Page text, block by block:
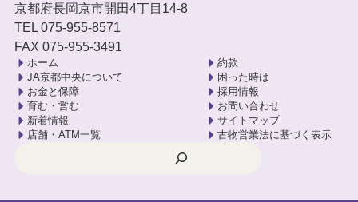
京都府長岡京市開田4丁目14-8
TEL 075-955-8571
FAX 075-955-3491
ホーム
JA京都中央について
お金と保障
育む・営む
新着情報
店舗・ATM一覧
約款
困った時は
採用情報
お問い合わせ
サイトマップ
古物営業法に基づく表示